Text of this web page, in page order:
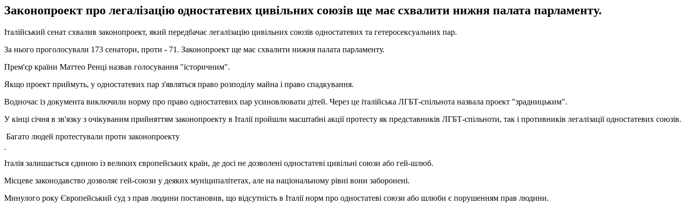
Законопроект про легалізацію одностатевих цивільних союзів ще має схвалити нижня палата парламенту.
Італійський сенат схвалив законопроект, який передбачає легалізацію цивільних союзів одностатевих та гетеросексуальних пар.
За нього проголосували 173 сенатори, проти - 71. Законопроект ще має схвалити нижня палата парламенту.
Прем'єр країни Маттео Ренці назвав голосування "історичним".
Якщо проект приймуть, у одностатевих пар з'являться право розподілу майна і право спадкування.
Водночас із документа виключили норму про право одностатевих пар усиновлювати дітей. Через це італійська ЛГБТ-спільнота назвала проект "зрадницьким".
У кінці січня в зв'язку з очікуваним прийняттям законопроекту в Італії пройшли масштабні акції протесту як представників ЛГБТ-спільноти, так і противників легалізації одностатевих союзів.
Багато людей протестували проти законопроекту
Італія залишається єдиною із великих європейських країн, де досі не дозволені одностатеві цивільні союзи або гей-шлюб.
Місцеве законодавство дозволяє гей-союзи у деяких муніципалітетах, але на національному рівні вони заборонені.
Минулого року Європейський суд з прав людини постановив, що відсутність в Італії норм про одностатеві союзи або шлюби є порушенням прав людини.